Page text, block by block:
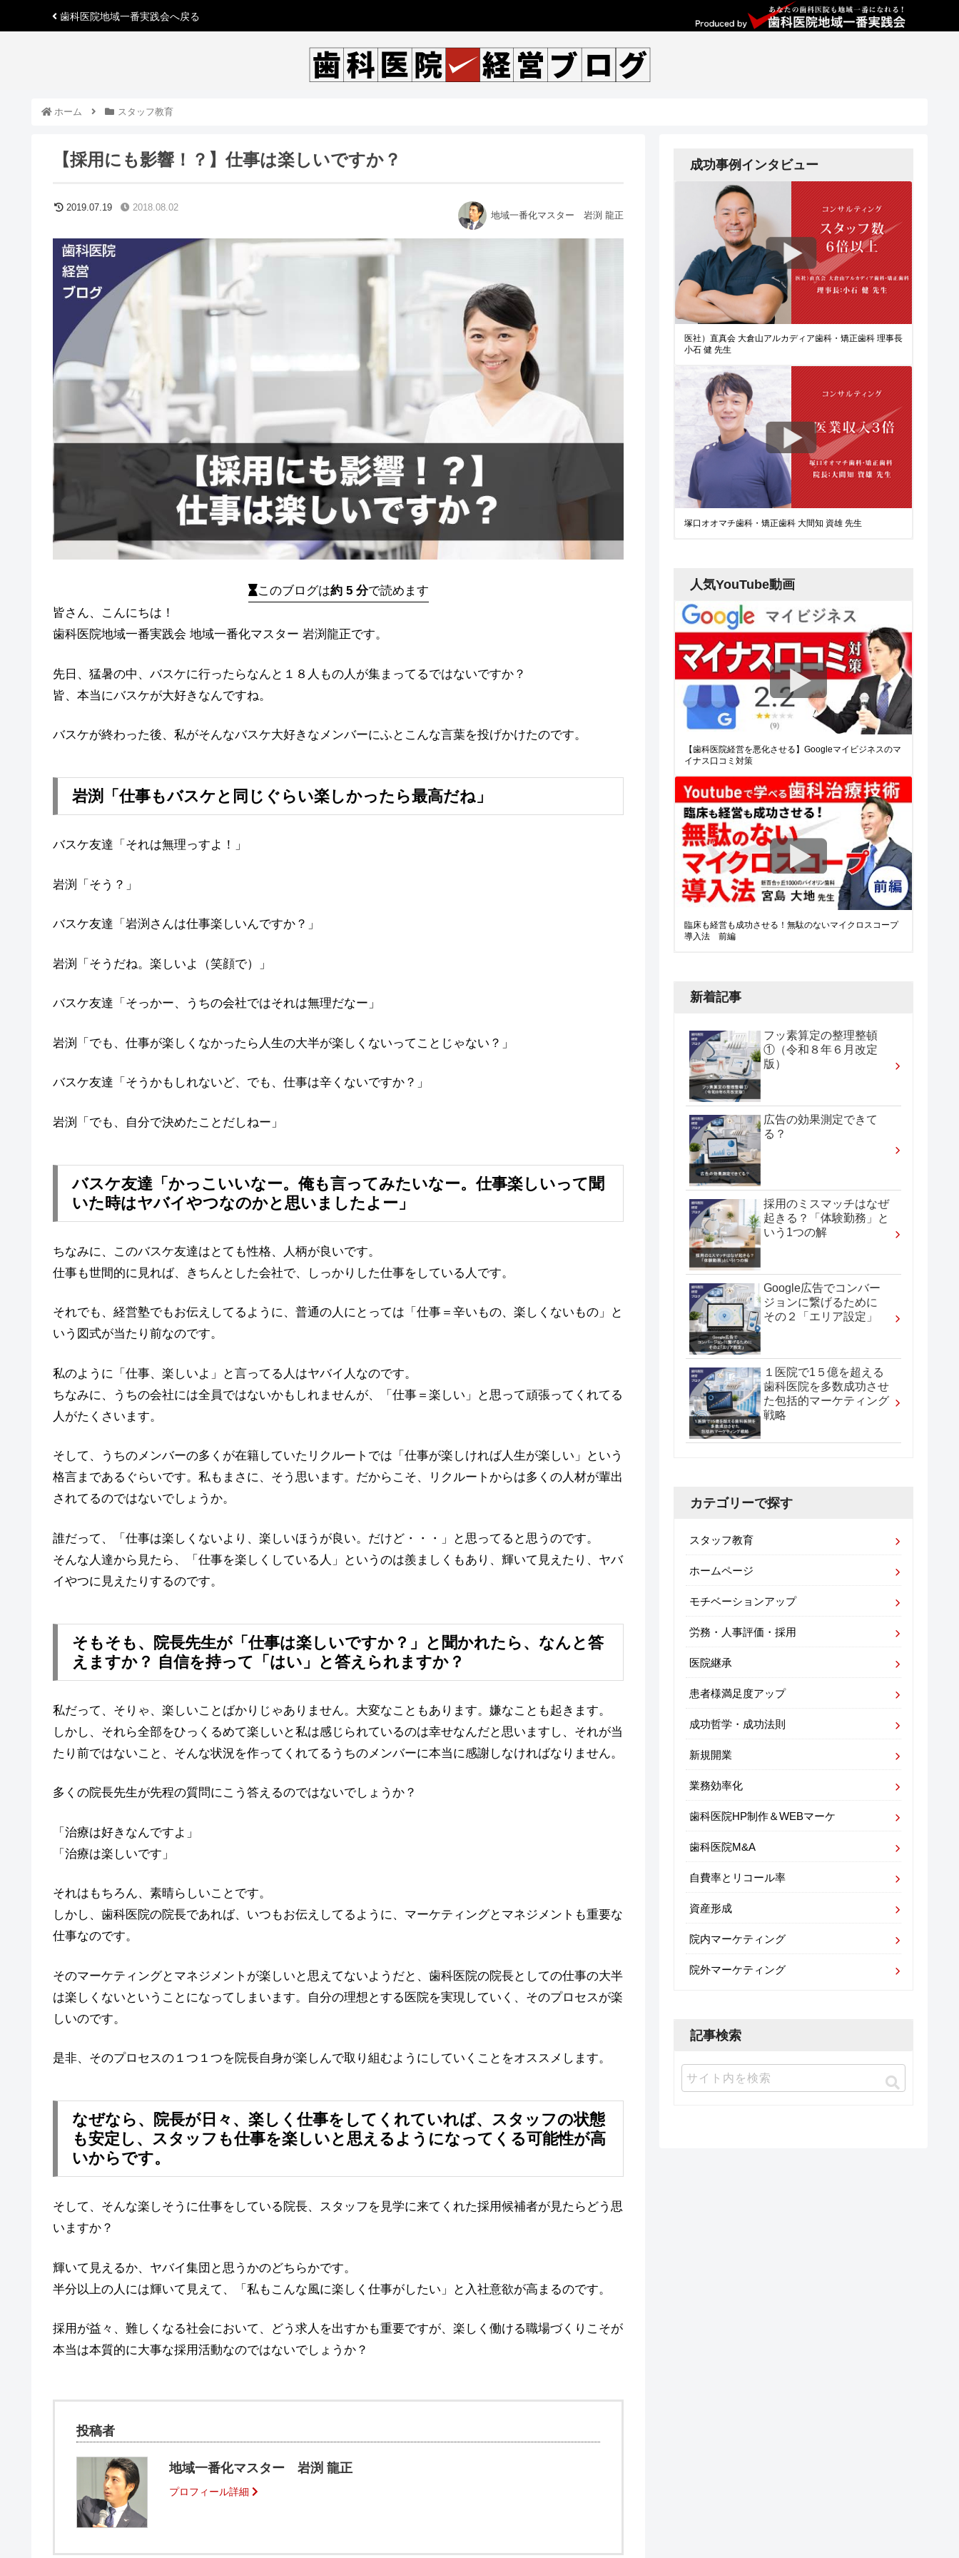
歯科医院地域一番実践会へ戻る
ホーム スタッフ教育
【採用にも影響！？】仕事は楽しいですか？
2019.07.19 2018.08.02
地域一番化マスター 岩渕 龍正
このブログは約 5 分で読めます
皆さん、こんにちは！
歯科医院地域一番実践会 地域一番化マスター 岩渕龍正です。
先日、猛暑の中、バスケに行ったらなんと１８人もの人が集まってるではないですか？
皆、本当にバスケが大好きなんですね。
バスケが終わった後、私がそんなバスケ大好きなメンバーにふとこんな言葉を投げかけたのです。
岩渕「仕事もバスケと同じぐらい楽しかったら最高だね」
バスケ友達「それは無理っすよ！」
岩渕「そう？」
バスケ友達「岩渕さんは仕事楽しいんですか？」
岩渕「そうだね。楽しいよ（笑顔で）」
バスケ友達「そっかー、うちの会社ではそれは無理だなー」
岩渕「でも、仕事が楽しくなかったら人生の大半が楽しくないってことじゃない？」
バスケ友達「そうかもしれないど、でも、仕事は辛くないですか？」
岩渕「でも、自分で決めたことだしねー」
バスケ友達「かっこいいなー。俺も言ってみたいなー。仕事楽しいって聞
いた時はヤバイやつなのかと思いましたよー」
ちなみに、このバスケ友達はとても性格、人柄が良いです。
仕事も世間的に見れば、きちんとした会社で、しっかりした仕事をしている人です。
それでも、経営塾でもお伝えしてるように、普通の人にとっては「仕事＝辛いもの、楽しくないもの」と
いう図式が当たり前なのです。
私のように「仕事、楽しいよ」と言ってる人はヤバイ人なのです。
ちなみに、うちの会社には全員ではないかもしれませんが、「仕事＝楽しい」と思って頑張ってくれてる
人がたくさいます。
そして、うちのメンバーの多くが在籍していたリクルートでは「仕事が楽しければ人生が楽しい」という
格言まであるぐらいです。私もまさに、そう思います。だからこそ、リクルートからは多くの人材が輩出
されてるのではないでしょうか。
誰だって、「仕事は楽しくないより、楽しいほうが良い。だけど・・・」と思ってると思うのです。
そんな人達から見たら、「仕事を楽しくしている人」というのは羨ましくもあり、輝いて見えたり、ヤバ
イやつに見えたりするのです。
そもそも、院長先生が「仕事は楽しいですか？」と聞かれたら、なんと答
えますか？ 自信を持って「はい」と答えられますか？
私だって、そりゃ、楽しいことばかりじゃありません。大変なこともあります。嫌なことも起きます。
しかし、それら全部をひっくるめて楽しいと私は感じられているのは幸せなんだと思いますし、それが当
たり前ではないこと、そんな状況を作ってくれてるうちのメンバーに本当に感謝しなければなりません。
多くの院長先生が先程の質問にこう答えるのではないでしょうか？
「治療は好きなんですよ」
「治療は楽しいです」
それはもちろん、素晴らしいことです。
しかし、歯科医院の院長であれば、いつもお伝えしてるように、マーケティングとマネジメントも重要な
仕事なのです。
そのマーケティングとマネジメントが楽しいと思えてないようだと、歯科医院の院長としての仕事の大半
は楽しくないということになってしまいます。自分の理想とする医院を実現していく、そのプロセスが楽
しいのです。
是非、そのプロセスの１つ１つを院長自身が楽しんで取り組むようにしていくことをオススメします。
なぜなら、院長が日々、楽しく仕事をしてくれていれば、スタッフの状態
も安定し、スタッフも仕事を楽しいと思えるようになってくる可能性が高
いからです。
そして、そんな楽しそうに仕事をしている院長、スタッフを見学に来てくれた採用候補者が見たらどう思
いますか？
輝いて見えるか、ヤバイ集団と思うかのどちらかです。
半分以上の人には輝いて見えて、「私もこんな風に楽しく仕事がしたい」と入社意欲が高まるのです。
採用が益々、難しくなる社会において、どう求人を出すかも重要ですが、楽しく働ける職場づくりこそが
本当は本質的に大事な採用活動なのではないでしょうか？
投稿者
地域一番化マスター 岩渕 龍正
プロフィール詳細
成功事例インタビュー
医社）直真会 大倉山アルカディア歯科・矯正歯科 理事長
小石 健 先生
塚口オオマチ歯科・矯正歯科 大間知 資雄 先生
人気YouTube動画
【歯科医院経営を悪化させる】Googleマイビジネスのマ
イナス口コミ対策
臨床も経営も成功させる！無駄のないマイクロスコープ
導入法 前編
新着記事
フッ素算定の整理整頓
①（令和８年６月改定
版）
広告の効果測定できて
る？
採用のミスマッチはなぜ
起きる？「体験勤務」と
いう1つの解
Google広告でコンバー
ジョンに繋げるために
その２「エリア設定」
１医院で1５億を超える
歯科医院を多数成功させ
た包括的マーケティング
戦略
カテゴリーで探す
スタッフ教育
ホームページ
モチベーションアップ
労務・人事評価・採用
医院継承
患者様満足度アップ
成功哲学・成功法則
新規開業
業務効率化
歯科医院HP制作＆WEBマーケ
歯科医院M&A
自費率とリコール率
資産形成
院内マーケティング
院外マーケティング
記事検索